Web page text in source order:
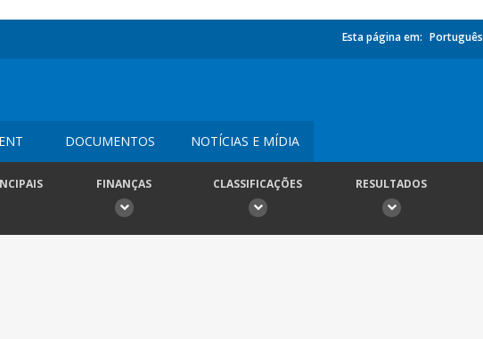
Esta página em: Português
DOCUMENTOS NOTÍCIAS E MÍDIA
FINANÇAS CLASSIFICAÇÕES RESULTADOS